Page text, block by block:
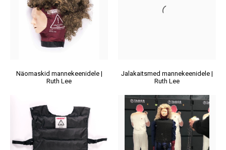
Näomaskid mannekeenidele |
Ruth Lee
Jalakaitsmed mannekeenidele |
Ruth Lee